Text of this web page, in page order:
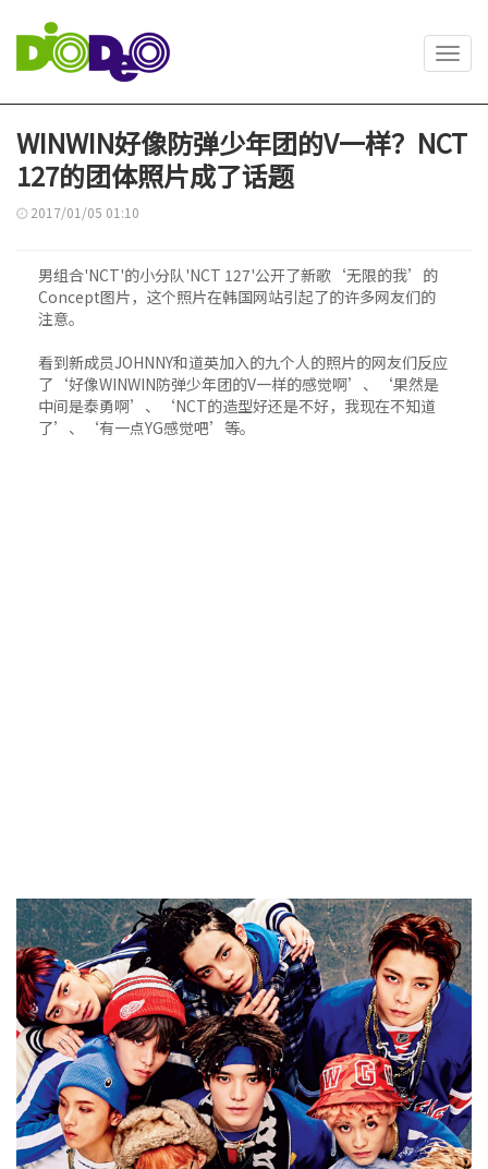
WINWIN好像防弹少年团的V一样？NCT
127的团体照片成了话题
2017/01/05 01:10
男组合'NCT'的小分队'NCT 127'公开了新歌‘无限的我’的
Concept图片，这个照片在韩国网站引起了的许多网友们的
注意。
看到新成员JOHNNY和道英加入的九个人的照片的网友们反应
了‘好像WINWIN防弹少年团的V一样的感觉啊’、‘果然是
中间是泰勇啊’、‘NCT的造型好还是不好，我现在不知道
了’、‘有一点YG感觉吧’等。